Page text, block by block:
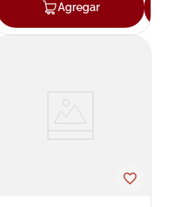
Agregar
Agregar